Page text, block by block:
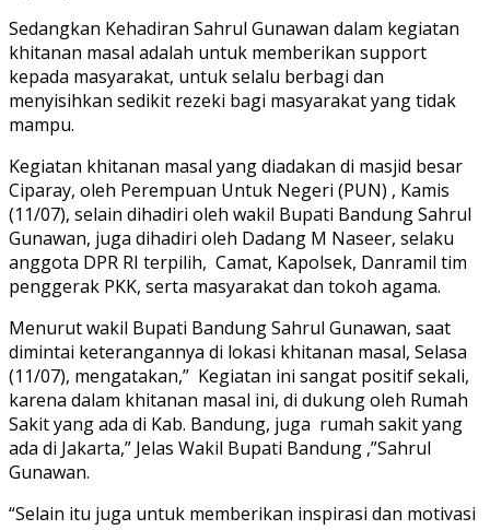
Sedangkan Kehadiran Sahrul Gunawan dalam kegiatan
khitanan masal adalah untuk memberikan support
kepada masyarakat, untuk selalu berbagi dan
menyisihkan sedikit rezeki bagi masyarakat yang tidak
mampu.
Kegiatan khitanan masal yang diadakan di masjid besar
Ciparay, oleh Perempuan Untuk Negeri (PUN) , Kamis
(11/07), selain dihadiri oleh wakil Bupati Bandung Sahrul
Gunawan, juga dihadiri oleh Dadang M Naseer, selaku
anggota DPR RI terpilih, Camat, Kapolsek, Danramil tim
penggerak PKK, serta masyarakat dan tokoh agama.
Menurut wakil Bupati Bandung Sahrul Gunawan, saat
dimintai keterangannya di lokasi khitanan masal, Selasa
(11/07), mengatakan,” Kegiatan ini sangat positif sekali,
karena dalam khitanan masal ini, di dukung oleh Rumah
Sakit yang ada di Kab. Bandung, juga rumah sakit yang
ada di Jakarta,” Jelas Wakil Bupati Bandung ,”Sahrul
Gunawan.
“Selain itu juga untuk memberikan inspirasi dan motivasi